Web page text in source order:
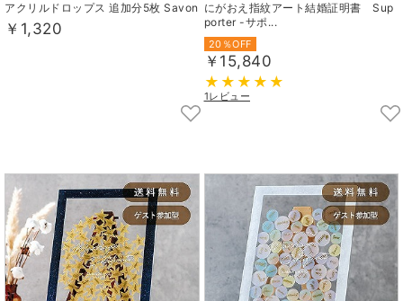
アクリルドロップス 追加分5枚 Savon
￥1,320
にがおえ指紋アート結婚証明書 Sup
porter -サポ...
20％OFF
￥15,840
1レビュー